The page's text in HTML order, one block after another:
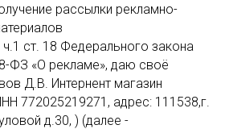
рассылки рекламно-
ч.1 ст. 18 Федерального закона
ФЗ «О рекламе», даю своё
Д.В. Интернент магазин
772025219271, адрес: 111538,г.
д.30, ) (далее -